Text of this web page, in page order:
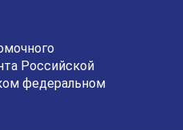
Российской
федеральном